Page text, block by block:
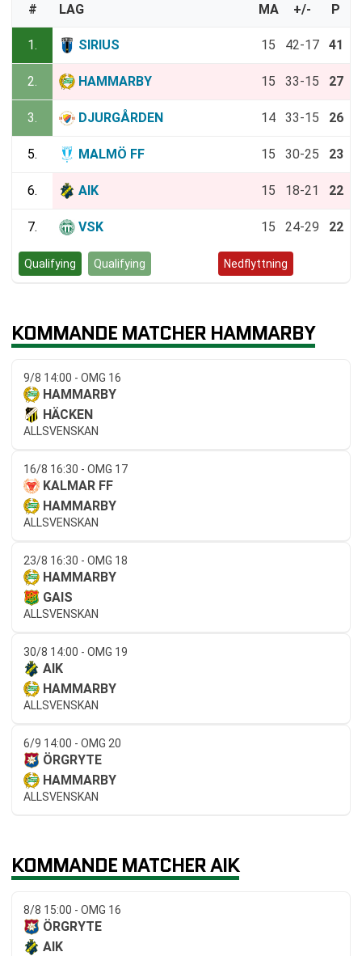
# LAG MA +/- P
1. SIRIUS 15 42-17 41
2. HAMMARBY 15 33-15 27
3. DJURGÅRDEN 14 33-15 26
5. MALMÖ FF 15 30-25 23
6. AIK 15 18-21 22
7. VSK 15 24-29 22
Qualifying Qualifying Nedflyttning
KOMMANDE MATCHER HAMMARBY
9/8 14:00 - OMG 16
HAMMARBY
HÄCKEN
ALLSVENSKAN
16/8 16:30 - OMG 17
KALMAR FF
HAMMARBY
ALLSVENSKAN
23/8 16:30 - OMG 18
HAMMARBY
GAIS
ALLSVENSKAN
30/8 14:00 - OMG 19
AIK
HAMMARBY
ALLSVENSKAN
6/9 14:00 - OMG 20
ÖRGRYTE
HAMMARBY
ALLSVENSKAN
KOMMANDE MATCHER AIK
8/8 15:00 - OMG 16
ÖRGRYTE
AIK